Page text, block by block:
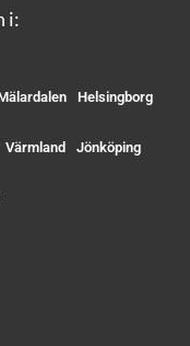
i:
Helsingborg
Värmland Jönköping